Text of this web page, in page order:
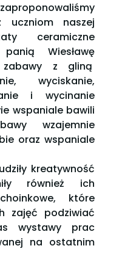
uczniom naszej
ceramiczne
Wiesławę
zabawy z gliną
wyciskanie,
i wycinanie
wspaniale bawili
wzajemnie
oraz wspaniale
kreatywność
również ich
które
zajęć podziwiać
wystawy prac
na ostatnim